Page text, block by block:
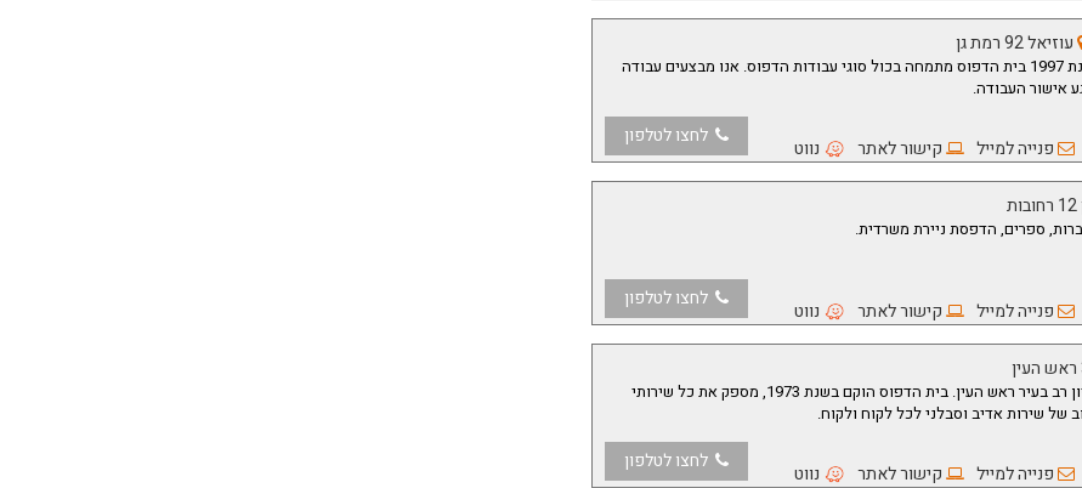
עוזיאל 92 רמת גן
בית הדפוס "קלאסי פרינט" קיים משנת 1997 בית הדפוס מתמחה בכול סוגי עבודות הדפוס. אנו מבצעים עבודה
פנייה למייל קישור לאתר נווט
לחצו לטלפון
ספרים, הדפסת ניירת משרדית.
פנייה למייל קישור לאתר נווט
לחצו לטלפון
דפוס זוגייר הינו דפוס בעל ותק וניסיון רב בעיר ראש העין. בית הדפוס הוקם בשנת 1973, מספק את כל שירותי
של שירות אדיב וסבלני לכל לקוח ולקוח.
פנייה למייל קישור לאתר נווט
לחצו לטלפון